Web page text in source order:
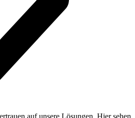
auf unsere Lösungen. Hier sehen